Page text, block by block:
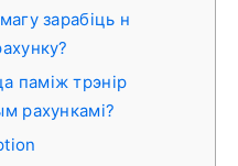
зарабіць н
паміж трэнір
рахункамі?